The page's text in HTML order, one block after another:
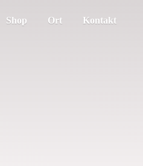
Shop Ort Kontakt